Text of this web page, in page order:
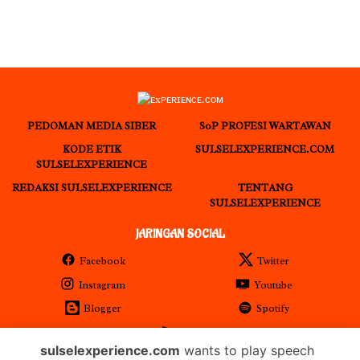
PEDOMAN MEDIA SIBER
S0P PROFESI WARTAWAN
KODE ETIK
SULSELEXPERIENCE
SULSELEXPERIENCE.COM
REDAKSI SULSELEXPERIENCE
TENTANG
SULSELEXPERIENCE
JARINGAN SOCIAL
Facebook
Twitter
Instagram
Youtube
Blogger
Spotify
RSS
sulselexperience.com wants to play speech